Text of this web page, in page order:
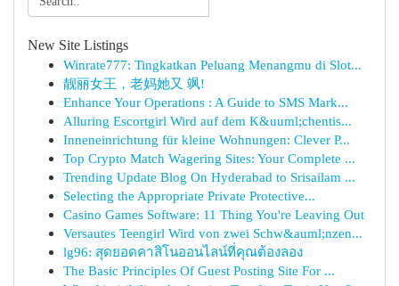
New Site Listings
Winrate777: Tingkatkan Peluang Menangmu di Slot...
靓丽女王，老妈她又 飒!
Enhance Your Operations : A Guide to SMS Mark...
Alluring Escortgirl Wird auf dem K&uuml;chentis...
Inneneinrichtung für kleine Wohnungen: Clever P...
Top Crypto Match Wagering Sites: Your Complete ...
Trending Update Blog On Hyderabad to Srisailam ...
Selecting the Appropriate Private Protective...
Casino Games Software: 11 Thing You're Leaving Out
Versautes Teengirl Wird von zwei Schw&auml;nzen...
lg96: สุดยอดคาสิโนออนไลน์ที่คุณต้องลอง
The Basic Principles Of Guest Posting Site For ...